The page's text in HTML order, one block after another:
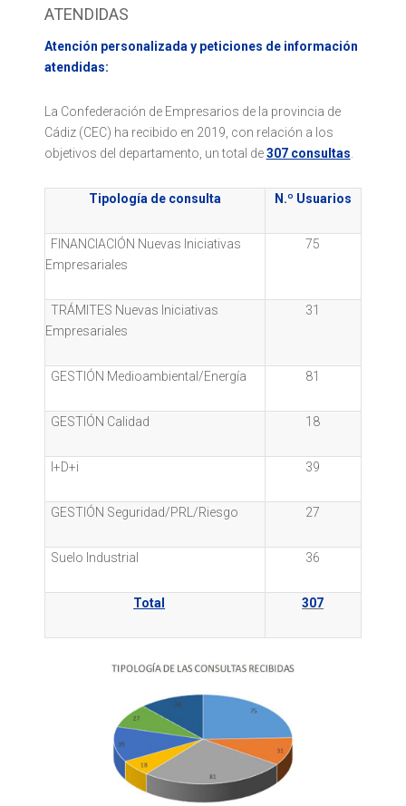
ATENDIDAS
Atención personalizada y peticiones de información
atendidas:
La Confederación de Empresarios de la provincia de
Cádiz (CEC) ha recibido en 2019, con relación a los
objetivos del departamento, un total de307 consultas
Tipología de consulta N.º Usuarios
FINANCIACIÓN Nuevas Iniciativas
Empresariales
75
TRÁMITES Nuevas Iniciativas
Empresariales
31
GESTIÓN Medioambiental/Energía 81
GESTIÓN Calidad 18
I+D+i 39
GESTIÓN Seguridad/PRL/Riesgo 27
Suelo Industrial 36
Total 307